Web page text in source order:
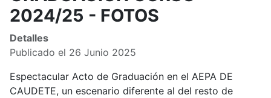
2024/25 - FOTOS
Detalles
Publicado el 26 Junio 2025
Espectacular Acto de Graduación en el AEPA DE
CAUDETE, un escenario diferente al del resto de